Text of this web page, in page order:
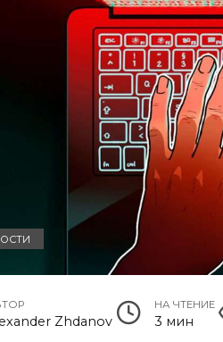
Zhdanov
НА ЧТЕНИЕ
3 мин